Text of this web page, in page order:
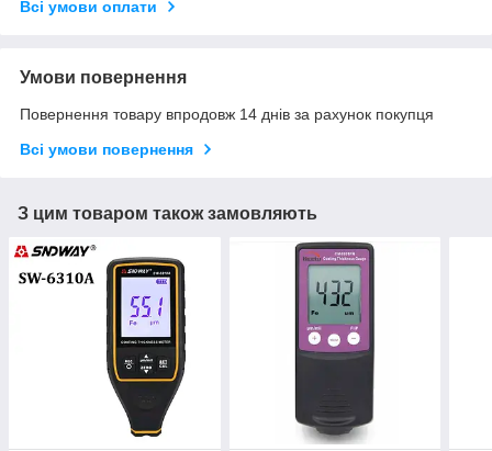
Всі умови оплати
Умови повернення
Повернення товару впродовж 14 днів за рахунок покупця
Всі умови повернення
З цим товаром також замовляють